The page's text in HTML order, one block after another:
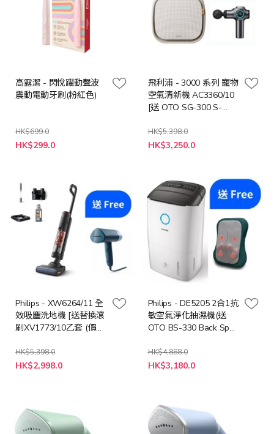
高露潔 - 閃悅躍動聲波
震動電動牙刷(粉紅色)
HK$699.0
特
殊
HK$299.0
飛利浦 - 3000 系列 寵物
空氣清新機 AC3360/10
[送 OTO SG-300 S-
$998)]
HK$5,398.0
特
殊
HK$3,250.0
Philips - XW6264/11 全
效吸塵洗地機 [送替換滾
刷XV1773/10乙套 (價值
劑XV1792/01乙瓶 (價值
$88)]
HK$5,398.0
特
殊
HK$2,998.0
Philips - DE5205 2合1抗
敏空氣淨化抽濕機(送
OTO BS-330 Back Spa
值: $2,680)
HK$4,888.0
特
殊
HK$3,180.0